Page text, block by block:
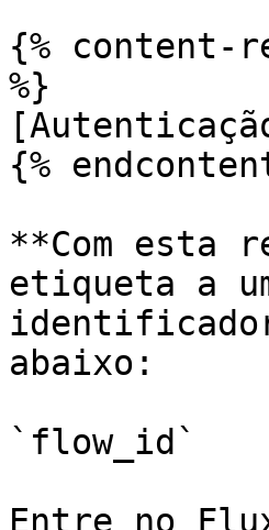
{% content-
%}
{%
**Com esta
etiqueta a
abaixo:
`flow_id`
Entre no